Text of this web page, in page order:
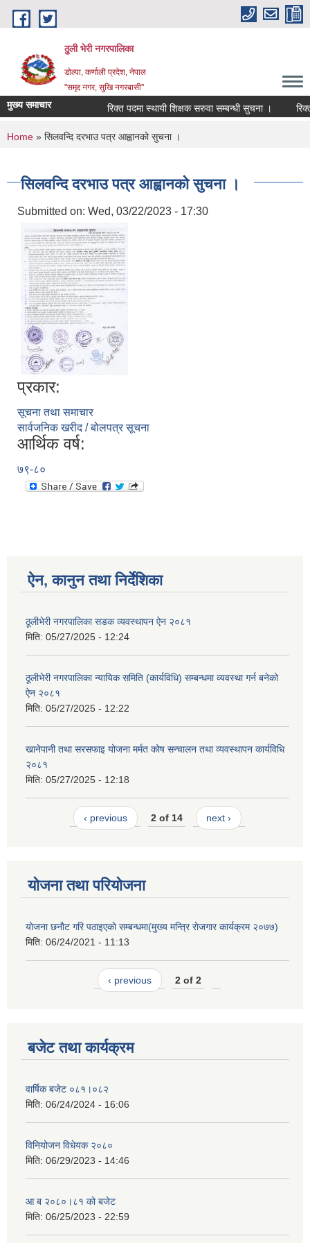
Skip to main content
ठुली भेरी नगरपालिका
डाेल्पा, कर्णाली प्रदेश, नेपाल
''समृद्द नगर, सुखि नगरबासी''
मुख्य समाचार रिक्त पदमा स्थायी शिक्षक सरुवा सम्बन्धी सुचना । रिक्त
You are here
Home » सिलवन्दि दरभाउ पत्र आह्वानको सुचना ।
सिलवन्दि दरभाउ पत्र आह्वानको सुचना ।
Submitted on: Wed, 03/22/2023 - 17:30
प्रकार:
सूचना तथा समाचार
सार्वजनिक खरीद / बोलपत्र सूचना
आर्थिक वर्ष:
७९-८०
ऐन, कानुन तथा निर्देशिका
ठूलीभेरी नगरपालिका सडक व्यवस्थापन ऐन २०८१
मिति: 05/27/2025 - 12:24
ठूलीभेरी नगरपालिका न्यायिक समिति (कार्यविधि) सम्बन्धमा व्यवस्था गर्न बनेको
ऐन २०८१
मिति: 05/27/2025 - 12:22
खानेपानी तथा सरसफाइ योजना मर्मत कोष सन्चालन तथा व्यवस्थापन कार्यविधि
२०८१
मिति: 05/27/2025 - 12:18
‹ previous 2 of 14 next ›
योजना तथा परियोजना
याेजना छनाैट गरि पठाइएकाे सम्बन्धमा(मुख्य मन्त्रि राेजगार कार्यक्रम २०७७)
मिति: 06/24/2021 - 11:13
‹ previous 2 of 2
बजेट तथा कार्यक्रम
वार्षिक बजेट ०८१।०८२
मिति: 06/24/2024 - 16:06
विनियोजन विधेयक २०८०
मिति: 06/29/2023 - 14:46
आ ब २०८०।८१ को बजेट
मिति: 06/25/2023 - 22:59